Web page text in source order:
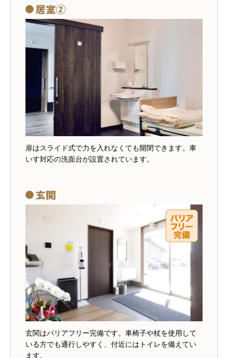
居室②
扉はスライド式で力を入れなくても開閉できます。車
いす対応の洗面台が設置されています。
玄関
玄関はバリアフリー完備です。車椅子や杖を使用して
いる方でも通行しやすく、付近にはトイレを備えてい
ます。